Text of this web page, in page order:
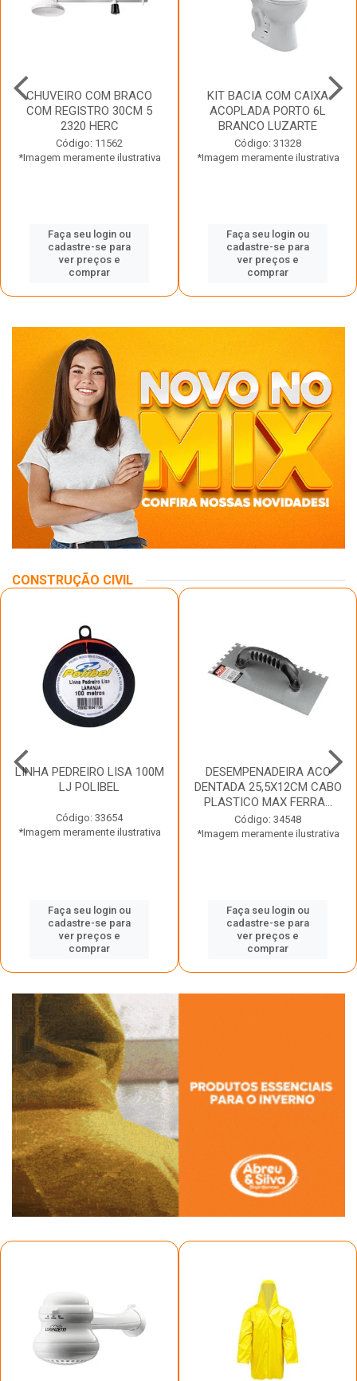
CHUVEIRO COM BRACO
COM REGISTRO 30CM 5
2320 HERC
Código: 11562
*Imagem meramente ilustrativa
Faça seu login ou
cadastre-se para
ver preços e
comprar
KIT BACIA COM CAIXA
ACOPLADA PORTO 6L
BRANCO LUZARTE
Código: 31328
*Imagem meramente ilustrativa
Faça seu login ou
cadastre-se para
ver preços e
comprar
CONSTRUÇÃO CIVIL
LINHA PEDREIRO LISA 100M
LJ POLIBEL
Código: 33654
*Imagem meramente ilustrativa
Faça seu login ou
cadastre-se para
ver preços e
comprar
DESEMPENADEIRA ACO
DENTADA 25,5X12CM CABO
PLASTICO MAX FERRA...
Código: 34548
*Imagem meramente ilustrativa
Faça seu login ou
cadastre-se para
ver preços e
comprar